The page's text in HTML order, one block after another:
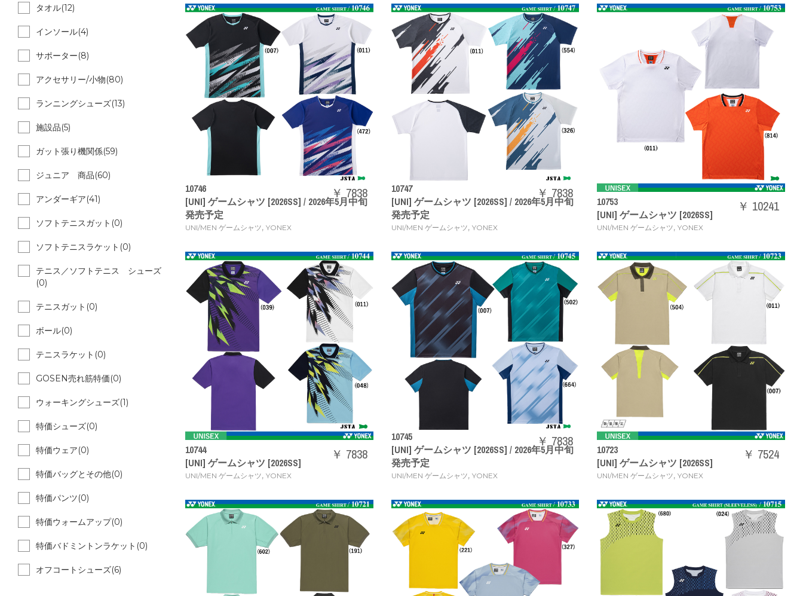
10746
[UNI] ゲームシャツ [2026SS] / 2026年5月中旬
発売予定
UNI/MEN ゲームシャツ, YONEX
￥ 7838
10747
[UNI] ゲームシャツ [2026SS] / 2026年5月中旬
発売予定
UNI/MEN ゲームシャツ, YONEX
￥ 7838
10753
[UNI] ゲームシャツ [2026SS]
UNI/MEN ゲームシャツ,YONEX
￥ 10241
10744
[UNI] ゲームシャツ [2026SS]
UNI/MEN ゲームシャツ, YONEX
￥ 7838
10745
[UNI] ゲームシャツ [2026SS] / 2026年5月中旬
発売予定
UNI/MEN ゲームシャツ, YONEX
￥ 7838
10723
[UNI] ゲームシャツ [2026SS]
UNI/MEN ゲームシャツ,YONEX
￥ 7524
タオル(12)
インソール(4)
サポーター(8)
アクセサリー/小物(80)
ランニングシューズ(13)
施設品(5)
ガット張り機関係(59)
ジュニア 商品(60)
アンダーギア(41)
ソフトテニスガット(0)
ソフトテニスラケット(0)
テニス／ソフトテニス シューズ
(0)
テニスガット(0)
ボール(0)
テニスラケット(0)
GOSEN売れ筋特価(0)
ウォーキングシューズ(1)
特価シューズ(0)
特価ウェア(0)
特価バッグとその他(0)
特価パンツ(0)
特価ウォームアップ(0)
特価バドミントンラケット(0)
オフコートシューズ(6)